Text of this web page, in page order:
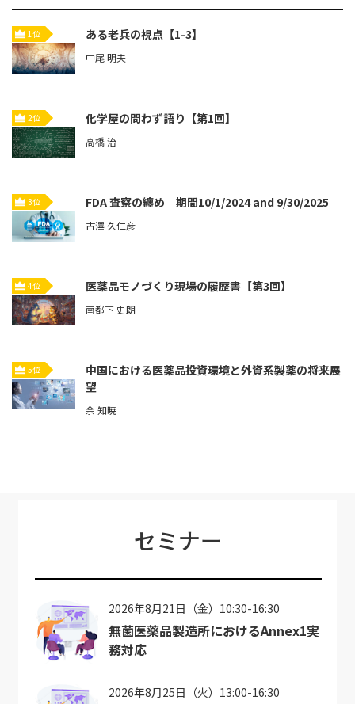
1位 ある老兵の視点【1-3】
中尾 明夫
2位 化学屋の問わず語り【第1回】
高橋 治
3位 FDA 査察の纏め 期間10/1/2024 and 9/30/2025
古澤 久仁彦
4位 医薬品モノづくり現場の履歴書【第3回】
南都下 史朗
5位
中国における医薬品投資環境と外資系製薬の将来展
望
余 知暁
セミナー
2026年8月21日（金）10:30-16:30
無菌医薬品製造所におけるAnnex1実
務対応
2026年8月25日（火）13:00-16:30